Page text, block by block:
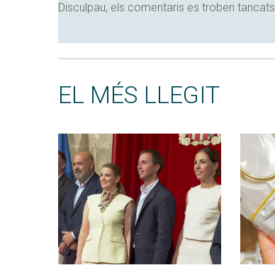
Disculpau, els comentaris es troben tancats
EL MÉS LLEGIT